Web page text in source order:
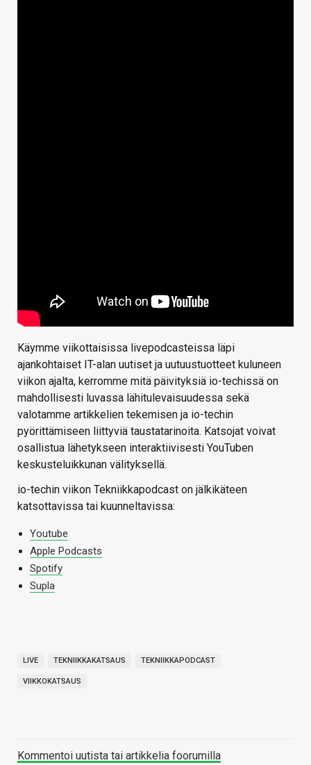
Käymme viikottaisissa livepodcasteissa läpi
ajankohtaiset IT-alan uutiset ja uutuustuotteet kuluneen
viikon ajalta, kerromme mitä päivityksiä io-techissä on
mahdollisesti luvassa lähitulevaisuudessa sekä
valotamme artikkelien tekemisen ja io-techin
pyörittämiseen liittyviä taustatarinoita. Katsojat voivat
osallistua lähetykseen interaktiivisesti YouTuben
keskusteluikkunan välityksellä.
io-techin viikon Tekniikkapodcast on jälkikäteen
katsottavissa tai kuunneltavissa:
Youtube
Apple Podcasts
Spotify
Supla
LIVE TEKNIIKKAKATSAUS TEKNIIKKAPODCAST
VIIKKOKATSAUS
Kommentoi uutista tai artikkelia foorumilla